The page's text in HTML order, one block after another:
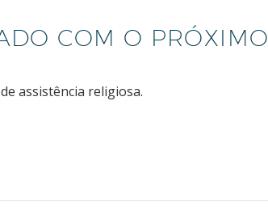
COM O PRÓXIMO
assistência religiosa.